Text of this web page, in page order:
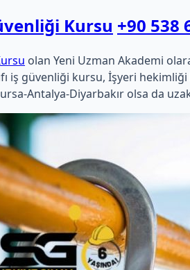
Kursu +90 538
olan Yeni Uzman Akademi
iş güvenliği kursu, İşyeri
Antalya-Diyarbakır olsa da